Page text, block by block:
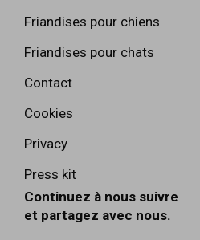
Friandises pour chiens
Friandises pour chats
Contact
Cookies
Privacy
Press kit
Continuez à nous suivre
et partagez avec nous.